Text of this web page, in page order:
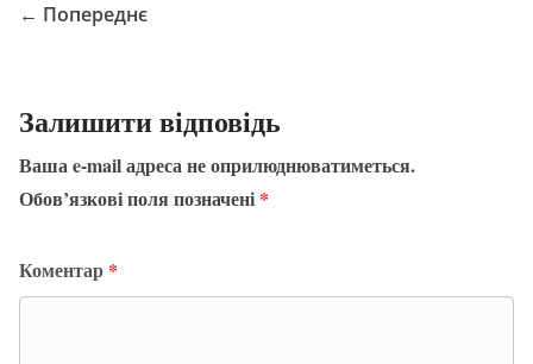
← Попереднє
Залишити відповідь
Ваша e-mail адреса не оприлюднюватиметься.
Обов’язкові поля позначені *
Коментар *